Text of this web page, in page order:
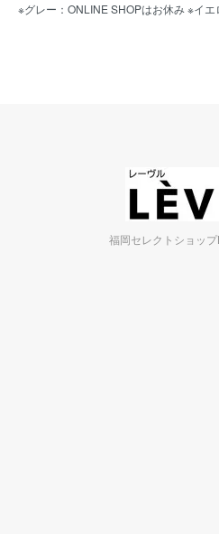
※グレー：ONLINE SHOPはお休み ※イ
福岡セレクトショッ